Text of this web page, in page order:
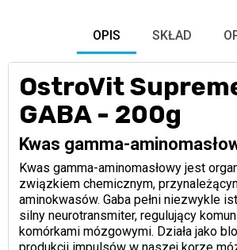
OPIS SKŁAD
OstroVit
GABA - 200g
Kwas gamma-
Kwas gamma-aminomasłowy jest
związkiem chemicznym,
aminokwasów. Gaba pełni niezwykle
silny neurotransmiter, regulujący
komórkami mózgowymi. Działa jako
produkcji impulsów w naszej korze